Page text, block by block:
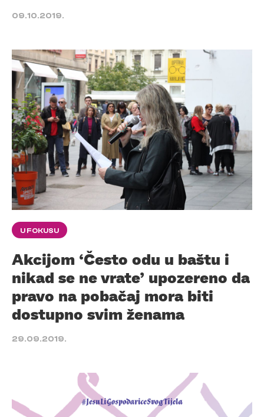
09.10.2019.
U FOKUSU
Akcijom ‘Često odu u baštu i
nikad se ne vrate’ upozereno da
pravo na pobačaj mora biti
dostupno svim ženama
29.09.2019.